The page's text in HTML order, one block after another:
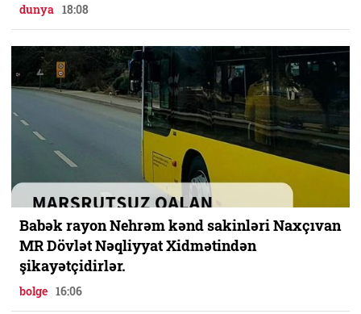
dunya 18:08
Babək rayon Nehrəm kənd sakinləri Naxçıvan
MR Dövlət Nəqliyyat Xidmətindən
şikayətçidirlər.
bolge 16:06